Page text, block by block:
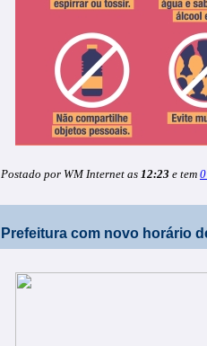
Postado por WM Internet as 12:23 e tem
Prefeitura com novo horário